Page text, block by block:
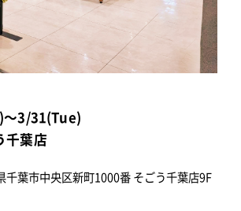
3/31(Tue)
葉店
千葉市中央区新町1000番 そごう千葉店9F